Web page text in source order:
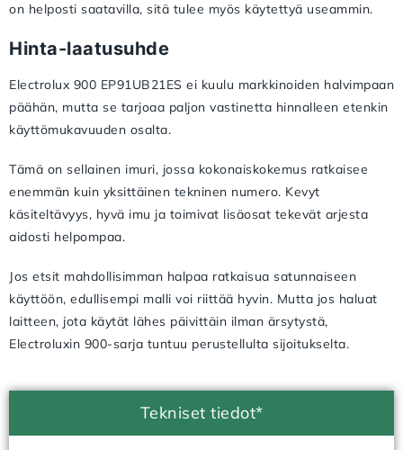
on helposti saatavilla, sitä tulee myös käytettyä useammin.
Hinta-laatusuhde
Electrolux 900 EP91UB21ES ei kuulu markkinoiden halvimpaan
päähän, mutta se tarjoaa paljon vastinetta hinnalleen etenkin
käyttömukavuuden osalta.
Tämä on sellainen imuri, jossa kokonaiskokemus ratkaisee
enemmän kuin yksittäinen tekninen numero. Kevyt
käsiteltävyys, hyvä imu ja toimivat lisäosat tekevät arjesta
aidosti helpompaa.
Jos etsit mahdollisimman halpaa ratkaisua satunnaiseen
käyttöön, edullisempi malli voi riittää hyvin. Mutta jos haluat
laitteen, jota käytät lähes päivittäin ilman ärsytystä,
Electroluxin 900-sarja tuntuu perustellulta sijoitukselta.
Tekniset tiedot*